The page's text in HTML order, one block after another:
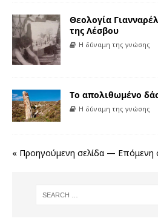
Θεολογία
της Λέσβου
Η δύναμη της γνώσης
Το απολιθωμένο
Η δύναμη της γνώσης
« Προηγούμενη σελίδα — Επόμενη